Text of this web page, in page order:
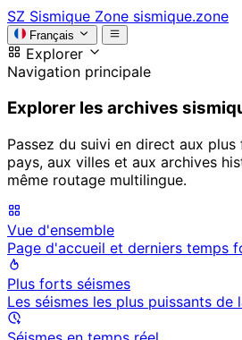
SZ Sismique Zone sismique.zone
Français
Explorer
Navigation principale
Explorer les archives
Passez du suivi en direct aux
pays, aux villes et aux archives
même routage multilingue.
Vue d'ensemble
Page d'accueil et derniers temps
Plus forts séismes
Les séismes les plus puissants de